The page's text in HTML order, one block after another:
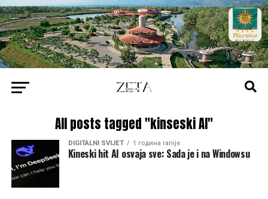
All posts tagged "kinseski AI"
DIGITALNI SVIJET 1 година ranije
Kineski hit AI osvaja sve: Sada je i na Windowsu